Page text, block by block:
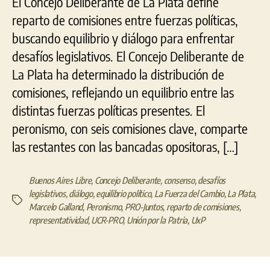
reparto de comisiones entre fuerzas políticas,
buscando equilibrio y diálogo para enfrentar
desafíos legislativos. El Concejo Deliberante de
La Plata ha determinado la distribución de
comisiones, reflejando un equilibrio entre las
distintas fuerzas políticas presentes. El
peronismo, con seis comisiones clave, comparte
las restantes con las bancadas opositoras, […]
Etiquetas
Buenos Aires Libre, Concejo Deliberante, consenso, desafíos
legislativos, diálogo, equilibrio político, La Fuerza del Cambio, La Plata,
Marcelo Galland, Peronismo, PRO-Juntos, reparto de comisiones,
representatividad,UCR-PRO, Unión por la Patria, UxP